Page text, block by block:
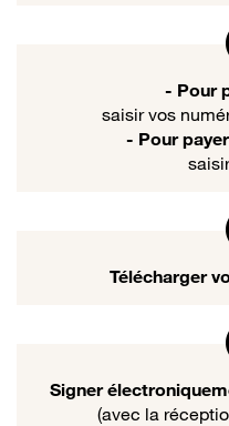
- Pour
saisir vos
- Pour
Télécharger
Signer
(avec la